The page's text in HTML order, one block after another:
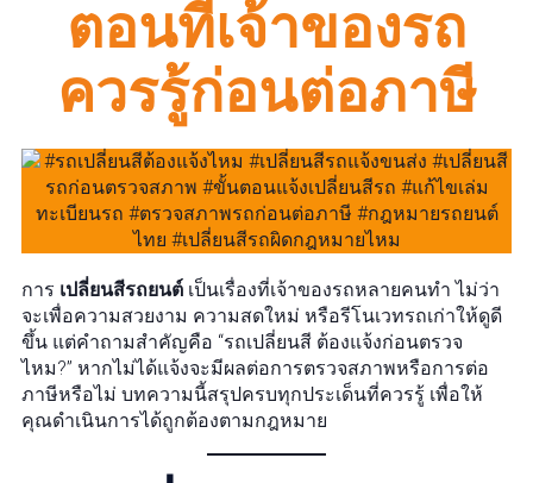
ตอนที่เจ้าของรถ
ควรรู้ก่อนต่อภาษี
การ เปลี่ยนสีรถยนต์ เป็นเรื่องที่เจ้าของรถหลายคนทำ ไม่ว่า
จะเพื่อความสวยงาม ความสดใหม่ หรือรีโนเวทรถเก่าให้ดูดี
ขึ้น แต่คำถามสำคัญคือ “รถเปลี่ยนสี ต้องแจ้งก่อนตรวจ
ไหม?” หากไม่ได้แจ้งจะมีผลต่อการตรวจสภาพหรือการต่อ
ภาษีหรือไม่ บทความนี้สรุปครบทุกประเด็นที่ควรรู้ เพื่อให้
คุณดำเนินการได้ถูกต้องตามกฎหมาย